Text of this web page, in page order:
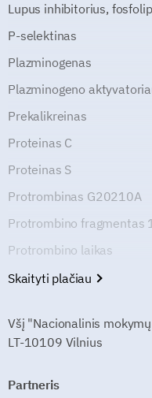
Lupus inhibitorius,
P-selektinas
Plazminogenas
Plazminogeno
Prekalikreinas
Proteinas C
Proteinas S
Protrombinas G20210A
Protrombino fragmentas
Protrombino laikas
Skaityti plačiau
Všį "Nacionalinis
LT-10109 Vilnius
Partneris